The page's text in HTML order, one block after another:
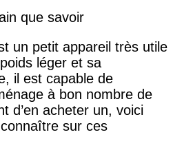
un petit appareil très utile
léger et sa
il est capable de
à bon nombre de
d’en acheter un, voici
sur ces